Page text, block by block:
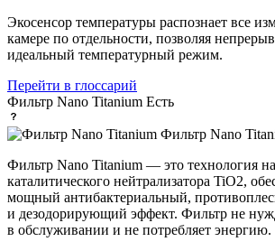
Экосенсор температуры распознает все
камере по отдельности, позволяя
идеальный температурный режим.
Перейти в глоссарий
Фильтр Nano Titanium Есть
Фильтр Nano
Фильтр Nano Titanium — это технология
каталитического нейтрализатора TiO2,
мощный антибактериальный,
и дезодорирующий эффект. Фильтр не
в обслуживании и не потребляет энергию.